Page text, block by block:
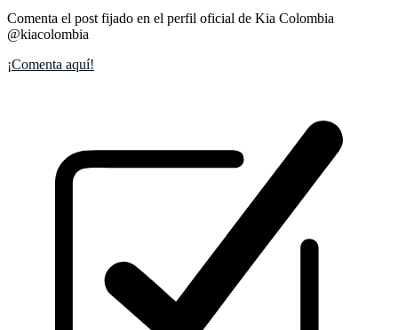
Comenta el post fijado en el perfil oficial de Kia Colombia
@kiacolombia
¡Comenta aquí!